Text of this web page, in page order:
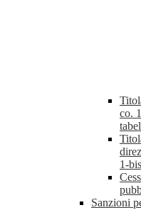
co.
1-
Sanzioni